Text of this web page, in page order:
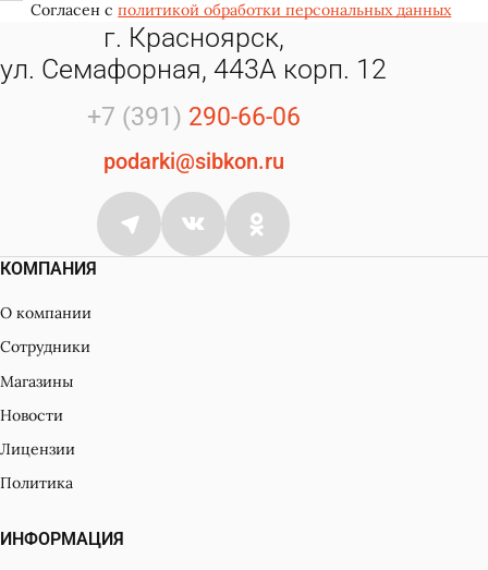
Согласен сполитикой обработки персональных данных
г. Красноярск,
ул. Семафорная, 443А корп. 12
+7 (391) 290-66-06
podarki@sibkon.ru
КОМПАНИЯ
О компании
Сотрудники
Магазины
Новости
Лицензии
Политика
ИНФОРМАЦИЯ
Согласен с
Согласен сполитикой обработки
персональных данных